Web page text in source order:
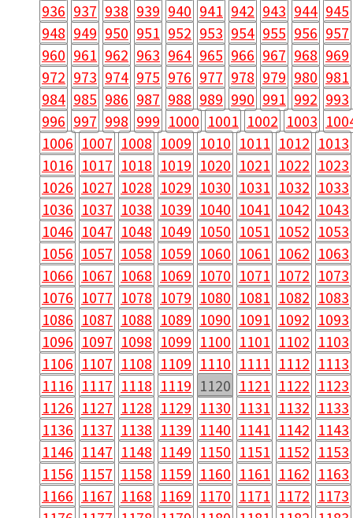
936 937 938 939 940 941 942 943 944 945
948 949 950 951 952 953 954 955 956 957
960 961 962 963 964 965 966 967 968 969
972 973 974 975 976 977 978 979 980 981
984 985 986 987 988 989 990 991 992 993
996 997 998 999 1000 1001 1002 1003
1006 1007 1008 1009 1010 1011 1012 1013
1016 1017 1018 1019 1020 1021 1022 1023
1026 1027 1028 1029 1030 1031 1032 1033
1036 1037 1038 1039 1040 1041 1042 1043
1046 1047 1048 1049 1050 1051 1052 1053
1056 1057 1058 1059 1060 1061 1062 1063
1066 1067 1068 1069 1070 1071 1072 1073
1076 1077 1078 1079 1080 1081 1082 1083
1086 1087 1088 1089 1090 1091 1092 1093
1096 1097 1098 1099 1100 1101 1102 1103
1106 1107 1108 1109 1110 1111 1112 1113
1116 1117 1118 1119 1120 1121 1122 1123
1126 1127 1128 1129 1130 1131 1132 1133
1136 1137 1138 1139 1140 1141 1142 1143
1146 1147 1148 1149 1150 1151 1152 1153
1156 1157 1158 1159 1160 1161 1162 1163
1166 1167 1168 1169 1170 1171 1172 1173